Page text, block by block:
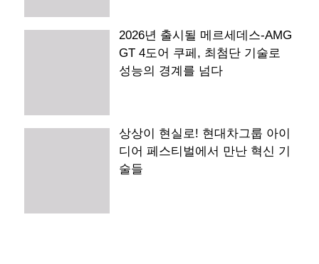
2026년 출시될 메르세데스-AMG
GT 4도어 쿠페, 최첨단 기술로
성능의 경계를 넘다
상상이 현실로! 현대차그룹 아이
디어 페스티벌에서 만난 혁신 기
술들